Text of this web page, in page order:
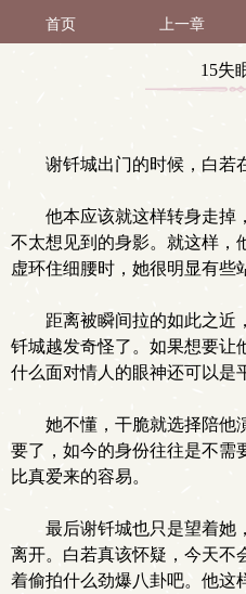
首页 上一章
15失
谢钎城出门的时候，白若
他本应该就这样转身走掉
不太想见到的身影。就这样，
虚环住细腰时，她很明显有些
距离被瞬间拉的如此之近
钎城越发奇怪了。如果想要让
什么面对情人的眼神还可以是
她不懂，干脆就选择陪他
要了，如今的身份往往是不需
比真爱来的容易。
最后谢钎城也只是望着她
离开。白若真该怀疑，今天不
着偷拍什么劲爆八卦吧。他这